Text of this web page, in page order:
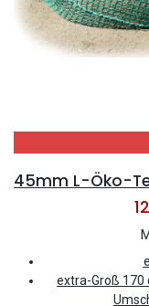
extra-Groß 170